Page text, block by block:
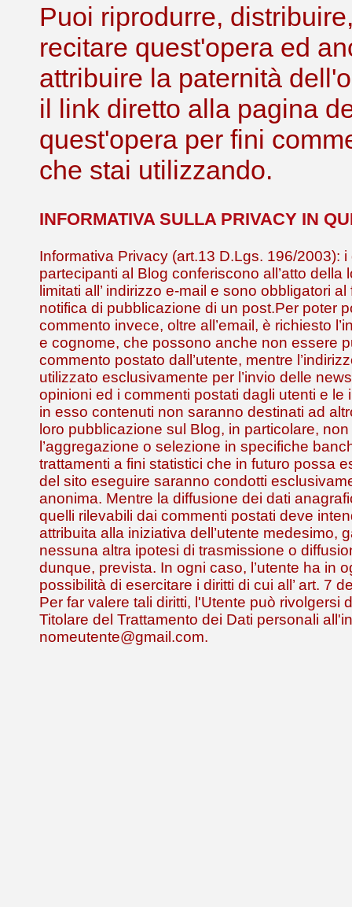
Puoi riprodurre,
recitare quest'opera ed
attribuire la paternità
il link diretto alla pagina
quest'opera per fini
che stai utilizzando.
INFORMATIVA SULLA PRIVACY IN
Informativa Privacy (art.13 D.Lgs. 196/2003): i
partecipanti al Blog conferiscono all’atto della
limitati all’ indirizzo e-mail e sono obbligatori
notifica di pubblicazione di un post.Per poter
commento invece, oltre all’email, è richiesto
e cognome, che possono anche non essere
commento postato dall’utente, mentre
utilizzato esclusivamente per l’invio delle
opinioni ed i commenti postati dagli utenti e le
in esso contenuti non saranno destinati ad
loro pubblicazione sul Blog, in particolare,
l’aggregazione o selezione in specifiche
trattamenti a fini statistici che in futuro possa
del sito eseguire saranno condotti
anonima. Mentre la diffusione dei dati
quelli rilevabili dai commenti postati deve
attribuita alla iniziativa dell’utente medesimo,
nessuna altra ipotesi di trasmissione o
dunque, prevista. In ogni caso, l’utente ha in
possibilità di esercitare i diritti di cui all’ art. 7
Per far valere tali diritti, l'Utente può rivolgersi
Titolare del Trattamento dei Dati personali
nomeutente@gmail.com.